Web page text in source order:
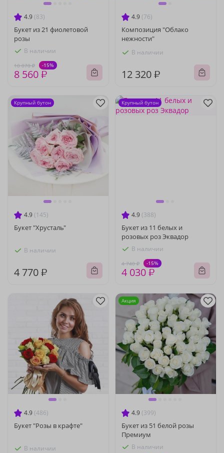
4.9 (83)
Букет из 21 фиолетовой
розы
В наличии
10 070 ₽ -15%
8 560 ₽
4.9 (76)
Композиция "Облако
нежности"
В наличии
12 320 ₽
4.9 (145)
Букет "Хрусталь"
В наличии
4 770 ₽
Крупный бутон
4.9 (388)
Букет из 11 белых и
розовых роз Эквадор
В наличии
4 740 ₽ -15%
4 030 ₽
Крупный бутон
4.9 (486)
Букет "Розы в крафте"
В наличии
4.9 (399)
Букет из 51 белой розы
Премиум
В наличии
Акция